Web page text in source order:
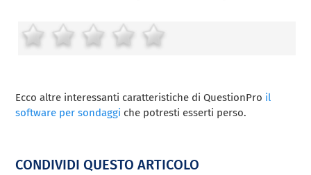
Ecco altre interessanti caratteristiche di QuestionPro il
software per sondaggi che potresti esserti perso.
CONDIVIDI QUESTO ARTICOLO